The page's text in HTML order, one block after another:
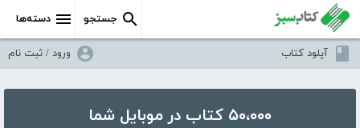
دسته‌ها جستجو
آپلود کتاب ورود / ثبت نام
۵۰،۰۰۰ کتاب در موبایل شما